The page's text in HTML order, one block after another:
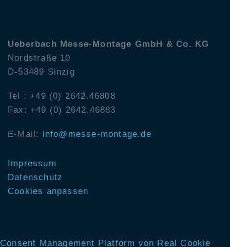
Ueberbach Messe-Montage GmbH & Co. KG
Nordstraße 10
D-53489 Sinzig
Tel : +49 (0) 2642.46808
Fax: +49 (0) 2642.46883
E-Mail: info@messe-montage.de
Impressum
Datenschutz
Cookies anpassen
Consent Management Platform von Real Cookie